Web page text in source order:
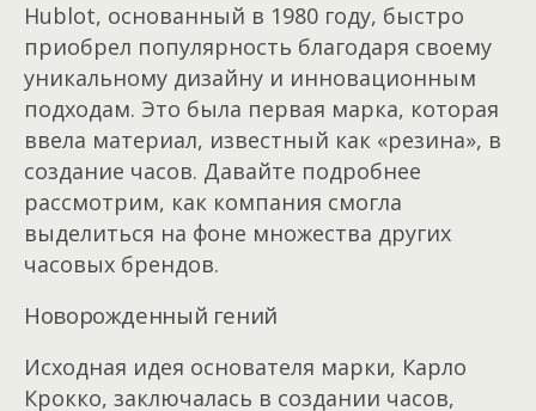
Hublot, основанный в 1980 году, быстро
приобрел популярность благодаря своему
уникальному дизайну и инновационным
подходам. Это была первая марка, которая
ввела материал, известный как «резина», в
создание часов. Давайте подробнее
рассмотрим, как компания смогла
выделиться на фоне множества других
часовых брендов.
Новорожденный гений
Исходная идея основателя марки, Карло
Крокко, заключалась в создании часов,